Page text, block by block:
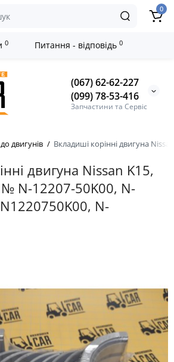
(067) 62-62-227
(099) 78-53-416
Запчастини та Сервіс
0
двигунів Вкладиші корінні двигуна
двигуна Nissan K15,
№ N-12207-50K00, N-
N-
0 Питання - відповідь 0